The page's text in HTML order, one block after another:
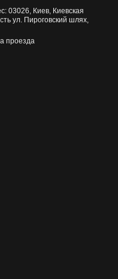
ул. Пироговский шлях,
проезда